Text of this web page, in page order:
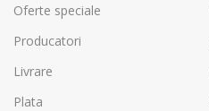
Oferte speciale
Producatori
Livrare
Plata